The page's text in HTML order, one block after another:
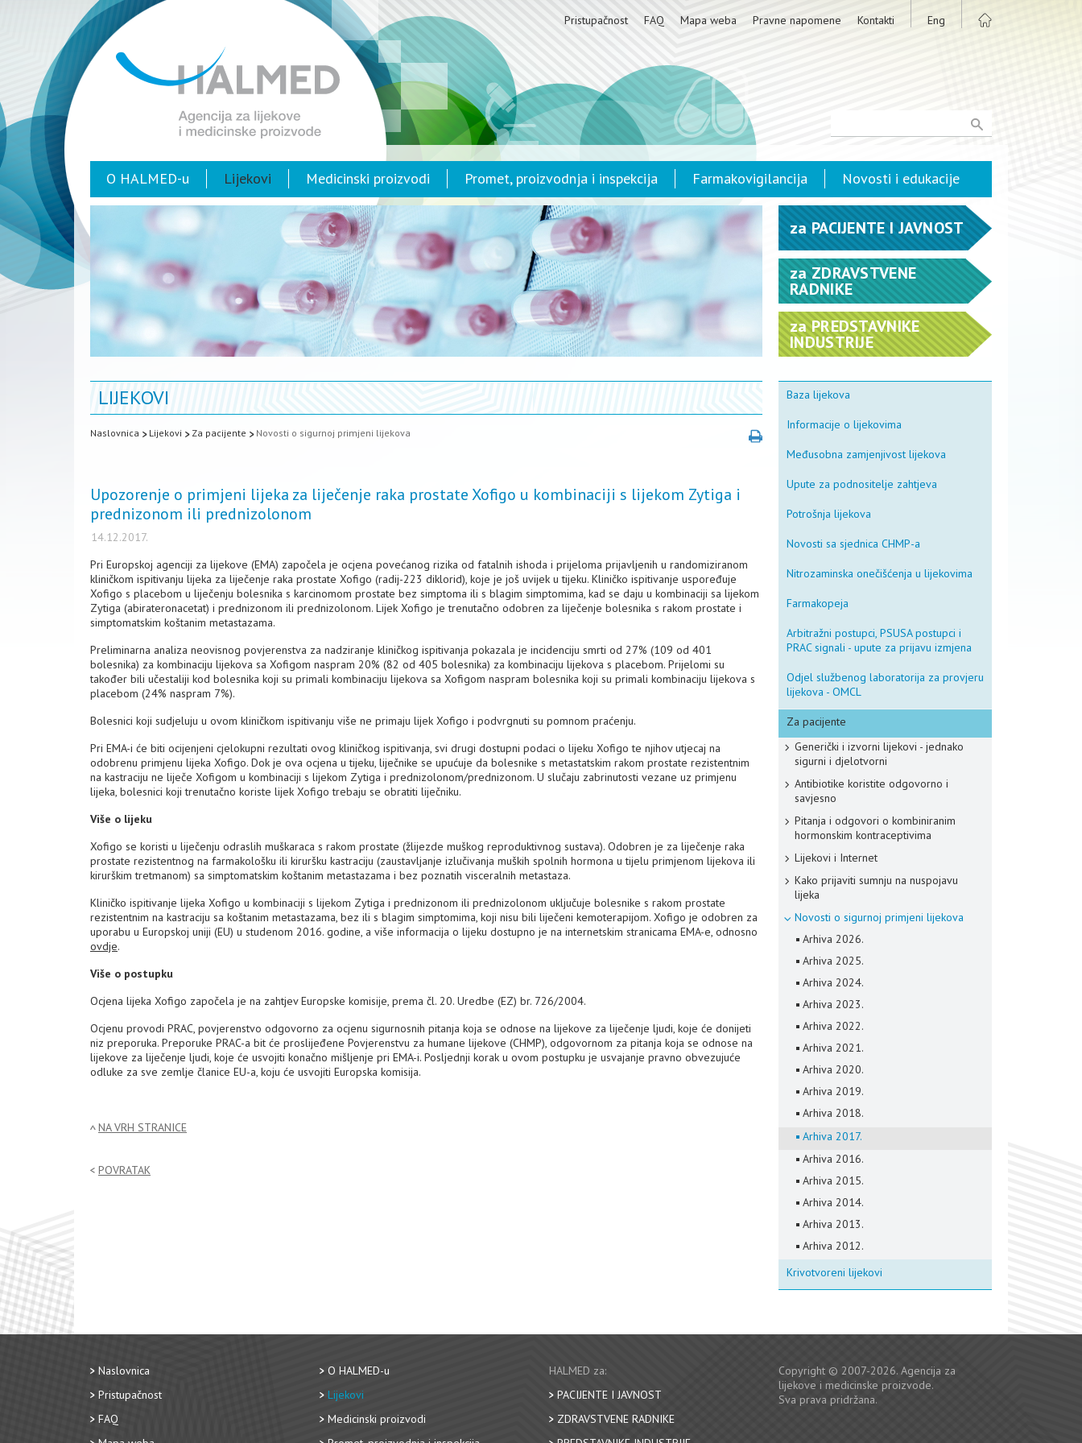
Pristupačnost FAQ Mapa weba Pravne napomene Kontakti Eng
O HALMED-u Lijekovi Medicinski proizvodi Promet, proizvodnja i inspekcija Farmakovigilancija Novosti i edukacije
LIJEKOVI
Naslovnica Lijekovi Za pacijente Novosti o sigurnoj primjeni lijekova
Upozorenje o primjeni lijeka za liječenje raka prostate Xofigo u kombinaciji s lijekom Zytiga i
prednizonom ili prednizolonom
14.12.2017.
Pri Europskoj agenciji za lijekove (EMA) započela je ocjena povećanog rizika od fatalnih ishoda i prijeloma prijavljenih u randomiziranom
kliničkom ispitivanju lijeka za liječenje raka prostate Xofigo (radij-223 diklorid), koje je još uvijek u tijeku. Kliničko ispitivanje uspoređuje
Xofigo s placebom u liječenju bolesnika s karcinomom prostate bez simptoma ili s blagim simptomima, kad se daju u kombinaciji sa lijekom
Zytiga (abirateronacetat) i prednizonom ili prednizolonom. Lijek Xofigo je trenutačno odobren za liječenje bolesnika s rakom prostate i
simptomatskim koštanim metastazama.
Preliminarna analiza neovisnog povjerenstva za nadziranje kliničkog ispitivanja pokazala je incidenciju smrti od 27% (109 od 401
bolesnika) za kombinaciju lijekova sa Xofigom naspram 20% (82 od 405 bolesnika) za kombinaciju lijekova s placebom. Prijelomi su
također bili učestaliji kod bolesnika koji su primali kombinaciju lijekova sa Xofigom naspram bolesnika koji su primali kombinaciju lijekova s
placebom (24% naspram 7%).
Bolesnici koji sudjeluju u ovom kliničkom ispitivanju više ne primaju lijek Xofigo i podvrgnuti su pomnom praćenju.
Pri EMA-i će biti ocijenjeni cjelokupni rezultati ovog kliničkog ispitivanja, svi drugi dostupni podaci o lijeku Xofigo te njihov utjecaj na
odobrenu primjenu lijeka Xofigo. Dok je ova ocjena u tijeku, liječnike se upućuje da bolesnike s metastatskim rakom prostate rezistentnim
na kastraciju ne liječe Xofigom u kombinaciji s lijekom Zytiga i prednizolonom/prednizonom. U slučaju zabrinutosti vezane uz primjenu
lijeka, bolesnici koji trenutačno koriste lijek Xofigo trebaju se obratiti liječniku.
Više o lijeku
Xofigo se koristi u liječenju odraslih muškaraca s rakom prostate (žlijezde muškog reproduktivnog sustava). Odobren je za liječenje raka
prostate rezistentnog na farmakološku ili kiruršku kastraciju (zaustavljanje izlučivanja muških spolnih hormona u tijelu primjenom lijekova ili
kirurškim tretmanom) sa simptomatskim koštanim metastazama i bez poznatih visceralnih metastaza.
Kliničko ispitivanje lijeka Xofigo u kombinaciji s lijekom Zytiga i prednizonom ili prednizolonom uključuje bolesnike s rakom prostate
rezistentnim na kastraciju sa koštanim metastazama, bez ili s blagim simptomima, koji nisu bili liječeni kemoterapijom. Xofigo je odobren za
uporabu u Europskoj uniji (EU) u studenom 2016. godine, a više informacija o lijeku dostupno je na internetskim stranicama EMA-e, odnosno
ovdje.
Više o postupku
Ocjena lijeka Xofigo započela je na zahtjev Europske komisije, prema čl. 20. Uredbe (EZ) br. 726/2004.
Ocjenu provodi PRAC, povjerenstvo odgovorno za ocjenu sigurnosnih pitanja koja se odnose na lijekove za liječenje ljudi, koje će donijeti
niz preporuka. Preporuke PRAC-a bit će proslijeđene Povjerenstvu za humane lijekove (CHMP), odgovornom za pitanja koja se odnose na
lijekove za liječenje ljudi, koje će usvojiti konačno mišljenje pri EMA-i. Posljednji korak u ovom postupku je usvajanje pravno obvezujuće
odluke za sve zemlje članice EU-a, koju će usvojiti Europska komisija.
NA VRH STRANICE
POVRATAK
za PACIJENTE I JAVNOST
za ZDRAVSTVENE
RADNIKE
zaPREDSTAVNIKE
INDUSTRIJE
Baza lijekova
Informacije o lijekovima
Međusobna zamjenjivost lijekova
Upute za podnositelje zahtjeva
Potrošnja lijekova
Novosti sa sjednica CHMP-a
Nitrozaminska onečišćenja u lijekovima
Farmakopeja
Arbitražni postupci, PSUSA postupci i
PRAC signali - upute za prijavu izmjena
Odjel službenog laboratorija za provjeru
lijekova - OMCL
Za pacijente
Generički i izvorni lijekovi - jednako
sigurni i djelotvorni
Antibiotike koristite odgovorno i
savjesno
Pitanja i odgovori o kombiniranim
hormonskim kontraceptivima
Lijekovi i Internet
Kako prijaviti sumnju na nuspojavu
lijeka
Novosti o sigurnoj primjeni lijekova
Arhiva 2026.
Arhiva 2025.
Arhiva 2024.
Arhiva 2023.
Arhiva 2022.
Arhiva 2021.
Arhiva 2020.
Arhiva 2019.
Arhiva 2018.
Arhiva 2017.
Arhiva 2016.
Arhiva 2015.
Arhiva 2014.
Arhiva 2013.
Arhiva 2012.
Krivotvoreni lijekovi
Naslovnica
Pristupačnost
FAQ
O HALMED-u
Lijekovi
Medicinski proizvodi
HALMED za:
PACIJENTE I JAVNOST
ZDRAVSTVENE RADNIKE
Copyright © 2007-2026. Agencija za
lijekove i medicinske proizvode.
Sva prava pridržana.